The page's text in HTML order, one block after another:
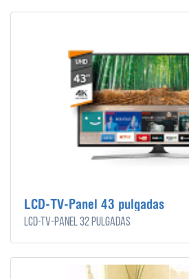
LCD-TV-Panel 43 pulgadas
LCD-TV-Panel 32 pulgadas